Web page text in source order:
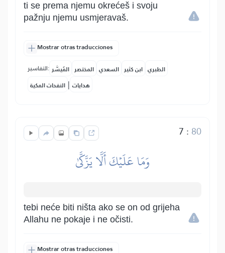
ti se prema njemu okrećeš i svoju
pažnju njemu usmjeravaš.
Mostrar otras traducciones
التفاسير: المُيسَّر المختصر السعدي ابن كثير الطبري
النفحات المكية | هدايات
7 : 80
وَمَا عَلَيۡكَ أَلَّا يَزَّكَّىٰ
tebi neće biti ništa ako se on od grijeha
Allahu ne pokaje i ne očisti.
Mostrar otras traducciones